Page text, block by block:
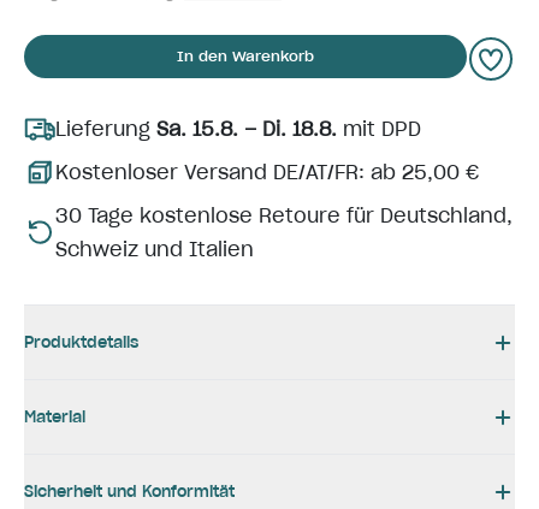
In den Warenkorb
Lieferung Sa. 15.8. – Di. 18.8. mit DPD
Kostenloser Versand DE/AT/FR: ab 25,00 €
30 Tage kostenlose Retoure für Deutschland,
Schweiz und Italien
Produktdetails
Material
Sicherheit und Konformität